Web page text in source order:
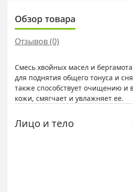
Обзор товара
Отзывов (0)
Смесь хвойных масел и
для поднятия общего тонуса и
также способствует очищению и
кожи, смягчает и увлажняет ее.
Лицо и тело